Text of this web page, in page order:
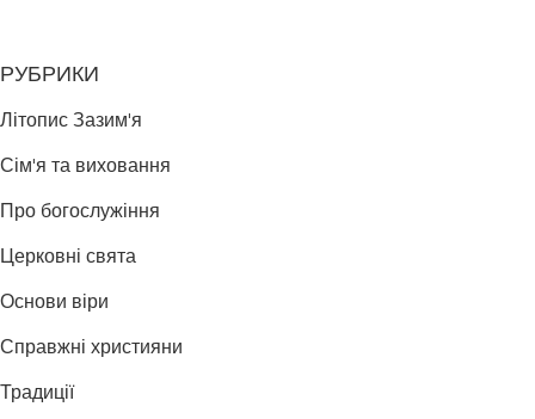
РУБРИКИ
Літопис Зазим'я
Сім'я та виховання
Про богослужіння
Церковні свята
Основи віри
Справжні християни
Традиції